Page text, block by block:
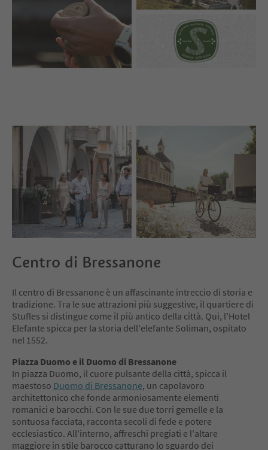
Centro di Bressanone
Il centro di Bressanone è un affascinante intreccio di storia e
tradizione. Tra le sue attrazioni più suggestive, il quartiere di
Stufles si distingue come il più antico della città. Qui, l'Hotel
Elefante spicca per la storia dell'elefante Soliman, ospitato
nel 1552.
Piazza Duomo e il Duomo di Bressanone
In piazza Duomo, il cuore pulsante della città, spicca il
maestoso Duomo di Bressanone, un capolavoro
architettonico che fonde armoniosamente elementi
romanici e barocchi. Con le sue due torri gemelle e la
sontuosa facciata, racconta secoli di fede e potere
ecclesiastico. All'interno, affreschi pregiati e l'altare
maggiore in stile barocco catturano lo sguardo dei